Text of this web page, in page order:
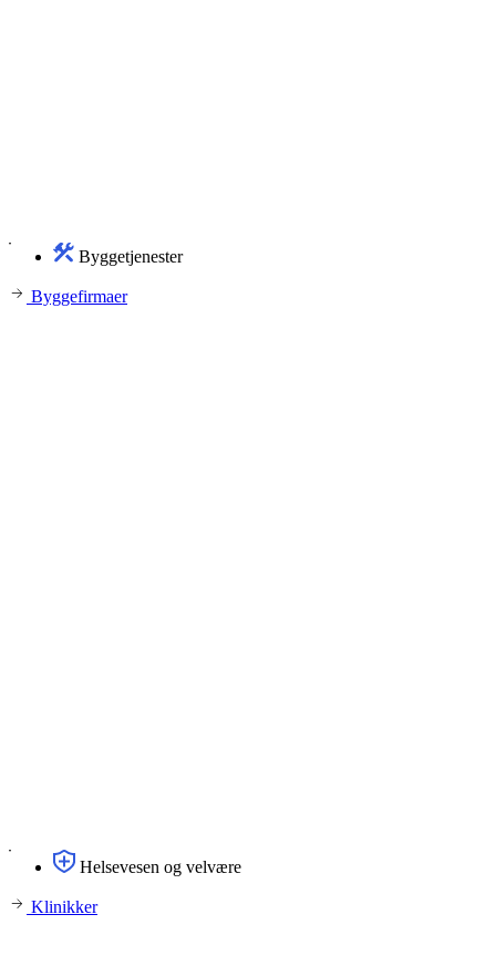
Byggetjenester
Byggefirmaer
Helsevesen og velvære
Klinikker